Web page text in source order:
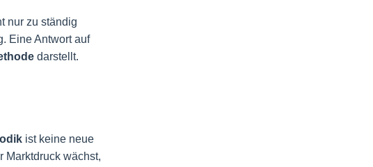
nur zu ständig
Eine Antwort auf
darstellt.
ist keine neue
Marktdruck wächst,